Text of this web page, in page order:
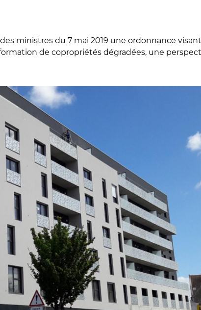
ministres du 7 mai 2019 une ordonnance
de copropriétés dégradées, une